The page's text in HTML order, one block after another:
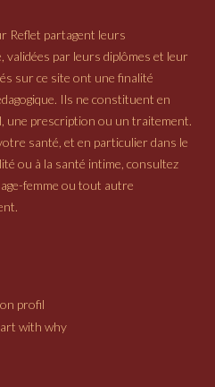
Reflet partagent leurs
validées par leurs diplômes et leur
sur ce site ont une finalité
Ils ne constituent en
une prescription ou un traitement.
santé, et en particulier dans le
ou à la santé intime, consultez
femme ou tout autre
profil
with why